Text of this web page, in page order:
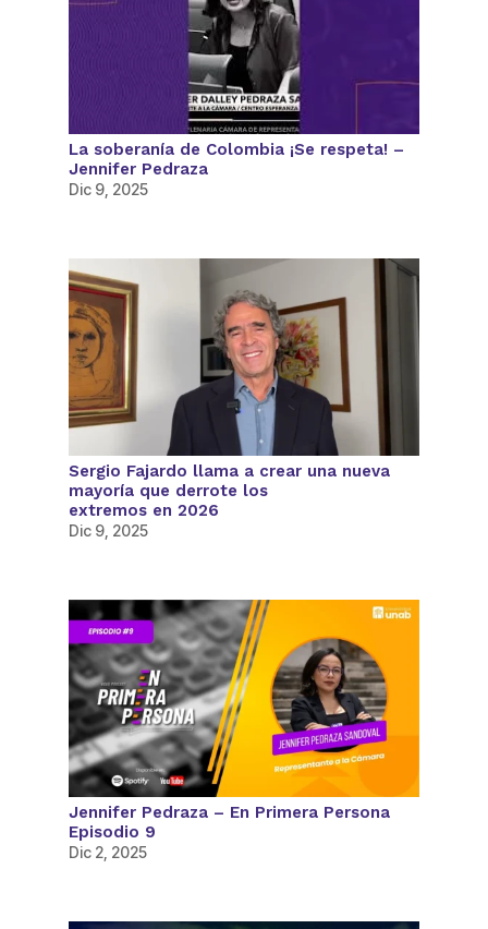
La soberanía de Colombia ¡Se respeta! –
Jennifer Pedraza
Dic 9, 2025
Sergio Fajardo llama a crear una nueva
mayoría que derrote los
extremos en 2026
Dic 9, 2025
Jennifer Pedraza – En Primera Persona
Episodio 9
Dic 2, 2025